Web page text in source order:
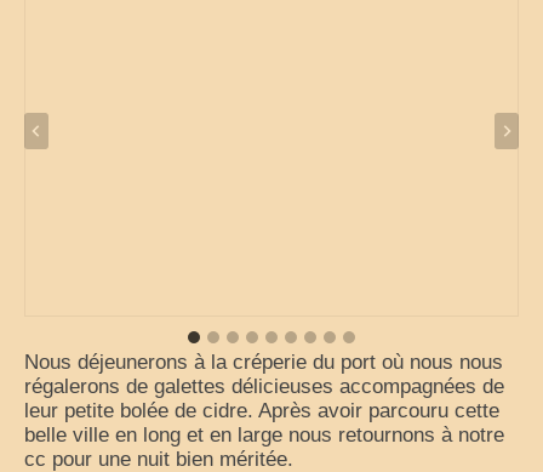
Nous déjeunerons à la créperie du port où nous nous
régalerons de galettes délicieuses accompagnées de
leur petite bolée de cidre. Après avoir parcouru cette
belle ville en long et en large nous retournons à notre
cc pour une nuit bien méritée.